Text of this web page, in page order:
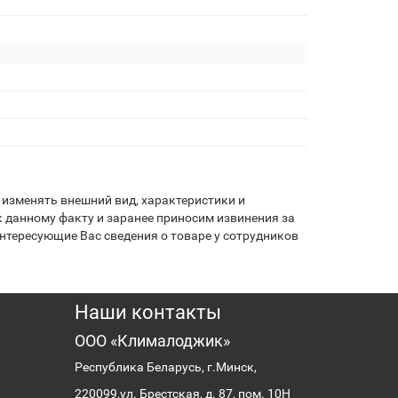
внешний вид, характеристики и
факту и заранее приносим извинения за
Вас сведения о товаре у сотрудников
Наши контакты
ООО «Клималоджик»
Республика Беларусь, г.Минск,
220099,ул. Брестская, д. 87, пом. 10Н